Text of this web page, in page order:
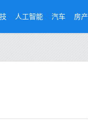
人工智能 汽车 房产